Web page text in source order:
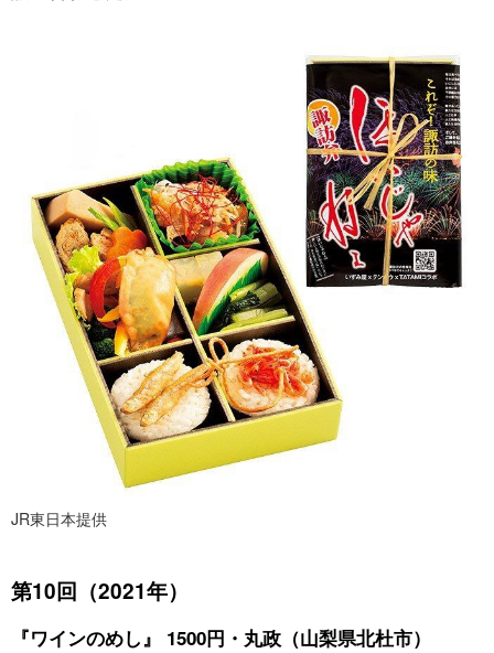
JR東日本提供
第10回（2021年）
『ワインのめし』 1500円・丸政（山梨県北杜市）